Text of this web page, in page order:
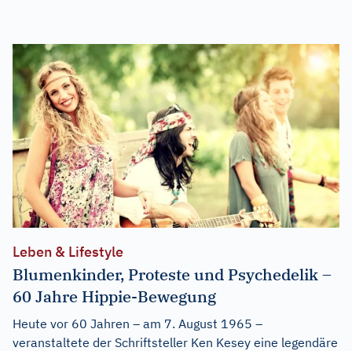
Leben & Lifestyle
Blumenkinder, Proteste und Psychedelik –
60 Jahre Hippie-Bewegung
Heute vor 60 Jahren – am 7. August 1965 –
veranstaltete der Schriftsteller Ken Kesey eine legendäre